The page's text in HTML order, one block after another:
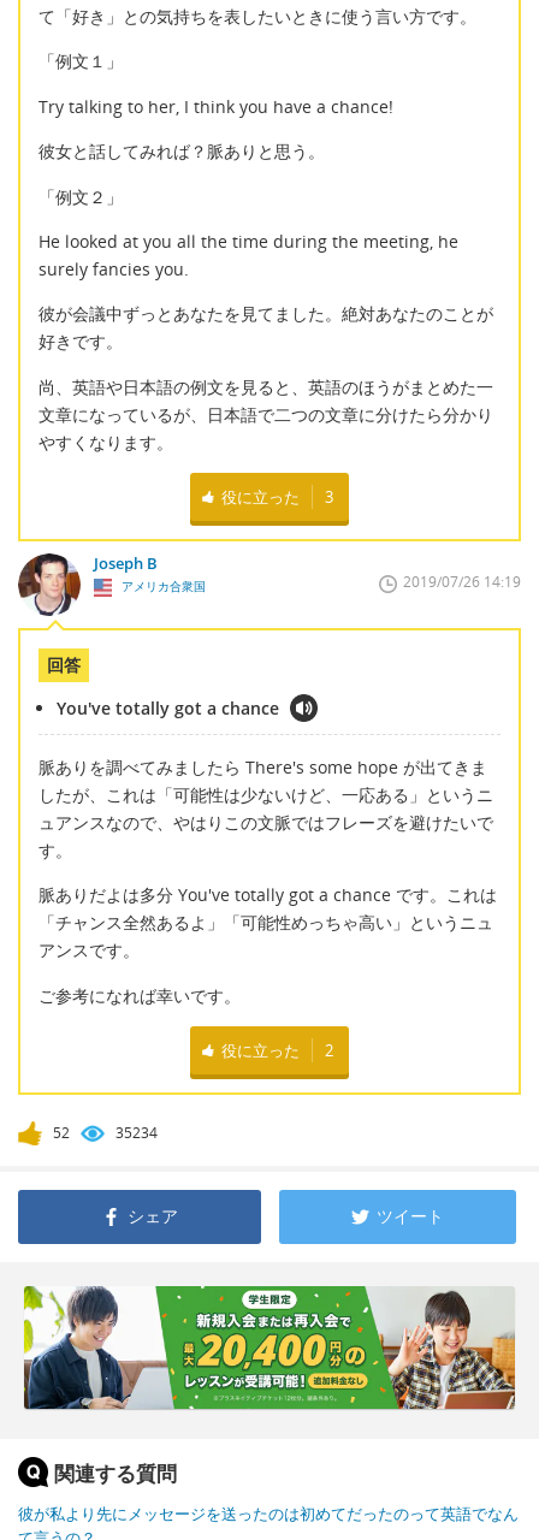
て「好き」との気持ちを表したいときに使う言い方です。
「例文１」
Try talking to her, I think you have a chance!
彼女と話してみれば？脈ありと思う。
「例文２」
He looked at you all the time during the meeting, he
surely fancies you.
彼が会議中ずっとあなたを見てました。絶対あなたのことが
好きです。
尚、英語や日本語の例文を見ると、英語のほうがまとめた一
文章になっているが、日本語で二つの文章に分けたら分かり
やすくなります。
役に立った 3
Joseph B
アメリカ合衆国 2019/07/26 14:19
回答
You've totally got a chance
脈ありを調べてみましたら There's some hope が出てきま
したが、これは「可能性は少ないけど、一応ある」というニ
ュアンスなので、やはりこの文脈ではフレーズを避けたいで
す。
脈ありだよは多分 You've totally got a chance です。これは
「チャンス全然あるよ」「可能性めっちゃ高い」というニュ
アンスです。
ご参考になれば幸いです。
役に立った 2
52 35234
シェア ツイート
関連する質問
彼が私より先にメッセージを送ったのは初めてだったのって英語でなん